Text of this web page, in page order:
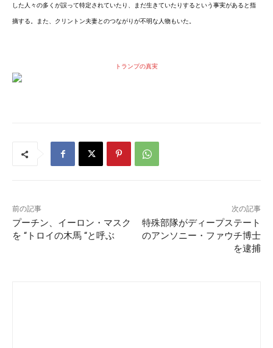
した人々の多くが誤って特定されていたり、まだ生きていたりするという事実があると指
摘する。また、クリントン夫妻とのつながりが不明な人物もいた。
トランプの真実
前の記事
プーチン、イーロン・マスク
を “トロイの木馬 “と呼ぶ
次の記事
特殊部隊がディープステート
のアンソニー・ファウチ博士
を逮捕